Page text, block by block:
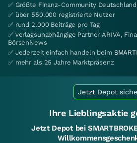
✅ Größte Finanz-Community
✅ über 550.000 registrierte Nutzer
✅ rund 2.000 Beiträge pro Tag
✅ verlagsunabhängige Partner ARIVA,
BörsenNews
✅ Jederzeit einfach handeln beim
✅ mehr als 25 Jahre Marktpräsenz
Jetzt Depot
Ihre Lieblingsaktie
Jetzt Depot bei